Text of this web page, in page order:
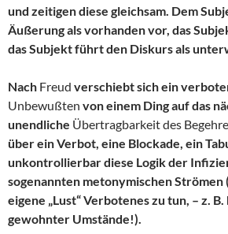
und zeitigen diese gleichsam. Dem
Äußerung als vorhanden vor, das
das Subjekt führt den Diskurs als
Nach Freud verschiebt sich ein
Unbewußten von einem Ding auf das
unendliche Übertragbarkeit des
über ein Verbot, eine Blockade, ein
unkontrollierbar diese Logik der
sogenannten metonymischen Strömen
eigene „Lust“ Verbotenes zu tun, – z.
gewohnter Umstände!).